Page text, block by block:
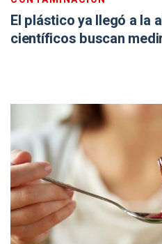
El plástico ya llegó a la
científicos buscan